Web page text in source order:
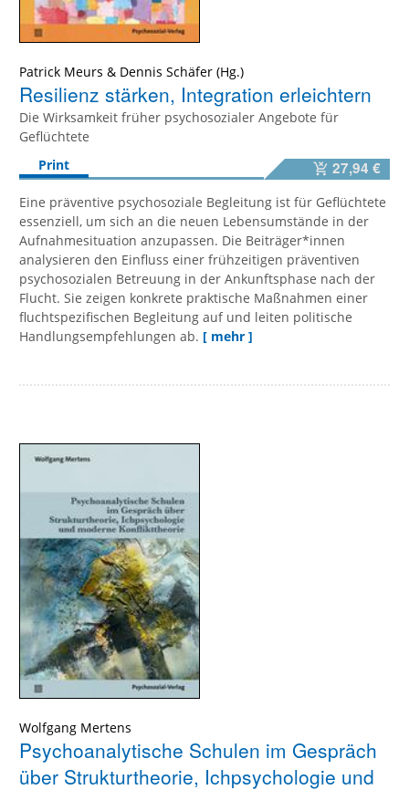
Patrick Meurs & Dennis Schäfer
Resilienz stärken, Integration erleichtern
Die Wirksamkeit früher psychosozialer Angebote für
Geflüchtete
Print
27,94 €
Eine präventive psychosoziale Begleitung ist für Geflüchtete
essenziell, um sich an die neuen Lebensumstände in der
Aufnahmesituation anzupassen. Die Beiträger*innen
analysieren den Einfluss einer frühzeitigen präventiven
psychosozialen Betreuung in der Ankunftsphase nach der
Flucht. Sie zeigen konkrete praktische Maßnahmen einer
fluchtspezifischen Begleitung auf und leiten politische
Handlungsempfehlungen ab. [ mehr ]
Wolfgang Mertens
Psychoanalytische Schulen im Gespräch
über Strukturtheorie, Ichpsychologie und